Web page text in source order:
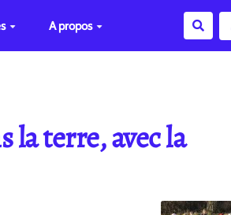
A propos
la terre, avec la